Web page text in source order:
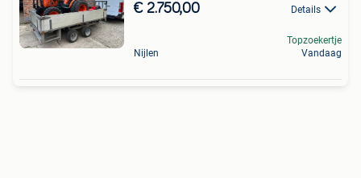
€ 2.750,00 Details
Nijlen
Topzoekertje
Vandaag